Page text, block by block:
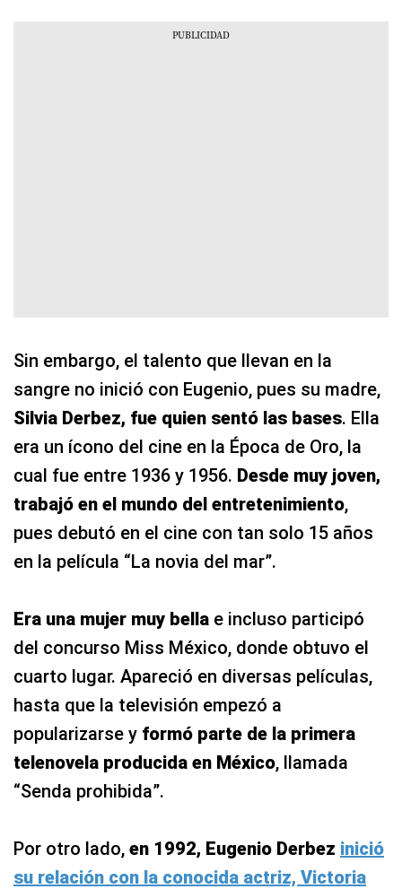
Sin embargo, el talento que llevan en la
sangre no inició con Eugenio, pues su madre,
Silvia Derbez, fue quien sentó las bases. Ella
era un ícono del cine en la Época de Oro, la
cual fue entre 1936 y 1956. Desde muy joven,
trabajó en el mundo del entretenimiento,
pues debutó en el cine con tan solo 15 años
en la película “La novia del mar”.
Era una mujer muy bella e incluso participó
del concurso Miss México, donde obtuvo el
cuarto lugar. Apareció en diversas películas,
hasta que la televisión empezó a
popularizarse y formó parte de la primera
telenovela producida en México, llamada
“Senda prohibida”.
Por otro lado, en 1992, Eugenio Derbez inició
su relación con la conocida actriz, Victoria